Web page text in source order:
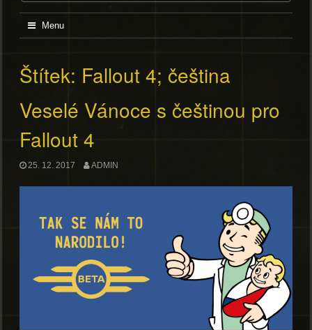
Menu
Štítek: Fallout 4; čeština
Veselé Vánoce s češtinou pro
Fallout 4
25. 12. 2017 ADMIN